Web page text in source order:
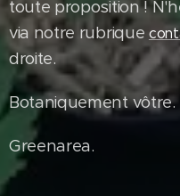
toute proposition !
via notre rubrique
droite.
Botaniquement vôtre.
Greenarea.